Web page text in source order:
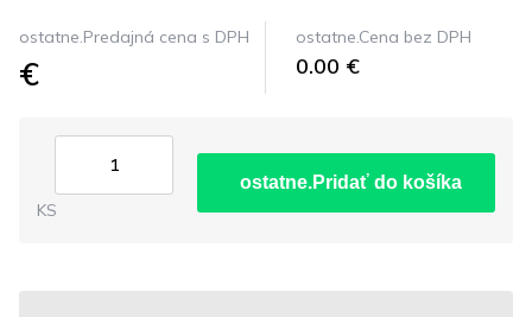
ostatne.Predajná cena s DPH
€
ostatne.Cena bez DPH
0.00 €
KS
ostatne.Pridať do košíka